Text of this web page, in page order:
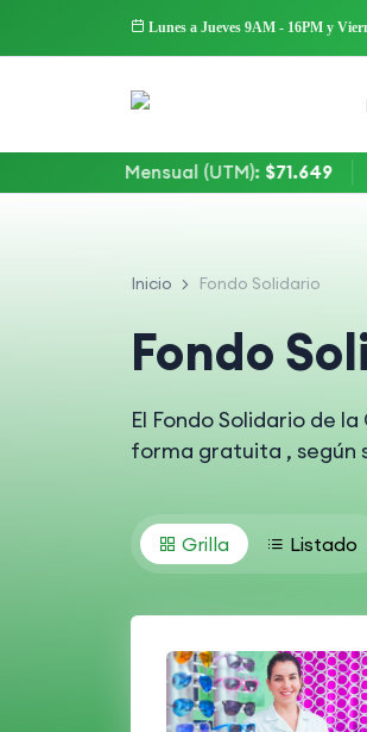
Lunes a Jueves 9AM - 16PM y
Mensual (UTM): $71.649
Inicio Fondo Solidario
Fondo
El Fondo Solidario de
forma gratuita , según
Grilla Listado